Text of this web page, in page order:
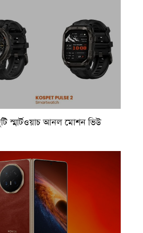
স্মার্টওয়াচ আনল মোশন ভিউ